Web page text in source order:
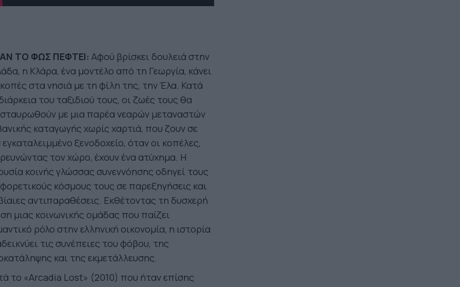
ΤΟ ΦΩΣ ΠΕΦΤΕΙ: Αφού βρίσκει δουλειά στην
η Κλάρα, ένα μοντέλο από τη Γεωργία, κάνει
στα νησιά με τη φίλη της, την Έλα. Κατά
του ταξιδιού τους, οι ζωές τους θα
με μια παρέα νεαρών μεταναστών
καταγωγής χωρίς χαρτιά, που ζουν σε
εγκαταλειμμένο ξενοδοχείο, όταν οι κοπέλες,
τον χώρο, έχουν ένα ατύχημα. Η
κοινής γλώσσας συνεννόησης οδηγεί τους
κόσμους τους σε παρεξηγήσεις και
αντιπαραθέσεις. Εκθέτοντας τη δυσχερή
μιας κοινωνικής ομάδας που παίζει
ρόλο στην ελληνική οικονομία, η ιστορία
τις συνέπειες του φόβου, της
και της εκμετάλλευσης.
το «Arcadia Lost» (2010) που ήταν επίσης